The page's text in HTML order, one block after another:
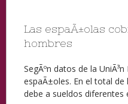
Las espaÃ±olas
hombres
SegÃºn datos de la
espaÃ±oles. En el total
debe a sueldos diferentes